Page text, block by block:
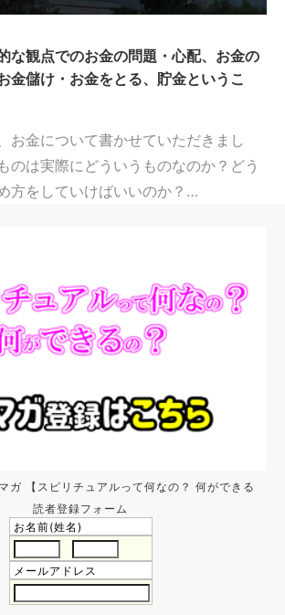
な観点でのお金の問題・心配、お金の
金儲け・お金をとる、貯金というこ
お金について書かせていただきまし
のは実際にどういうものなのか？どう
方をしていけばいいのか？…
ガ 【スピリチュアルって何なの？ 何ができる
読者登録フォーム
お名前(姓名)
メールアドレス